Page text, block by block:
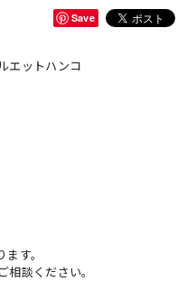
Save
エットハンコ
す。
相談ください。